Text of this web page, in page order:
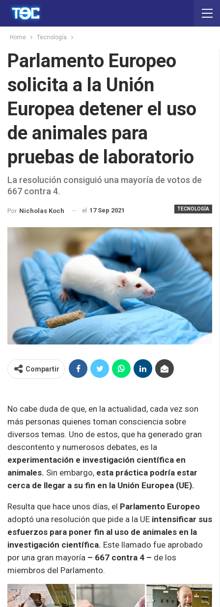
Home Tecnología
Parlamento Europeo
solicita a la Unión
Europea detener el uso
de animales para
pruebas de laboratorio
La resolución consiguió una mayoría de votos de
667 contra 4.
TECNOLOGÍA
Por Nicholas Koch el 17 Sep 2021
Compartir
No cabe duda de que, en la actualidad, cada vez son
más personas quienes toman consciencia sobre
diversos temas. Uno de estos, que ha generado gran
descontento y numerosos debates, es la
experimentación e investigación científica en
animales. Sin embargo, esta práctica podría estar
cerca de llegar a su fin en la Unión Europea (UE).
Resulta que hace unos días, el Parlamento Europeo
adoptó una resolución que pide a la UE intensificar sus
esfuerzos para poner fin al uso de animales en la
investigación científica. Este llamado fue aprobado
por una gran mayoría – 667 contra 4 – de los
miembros del Parlamento.